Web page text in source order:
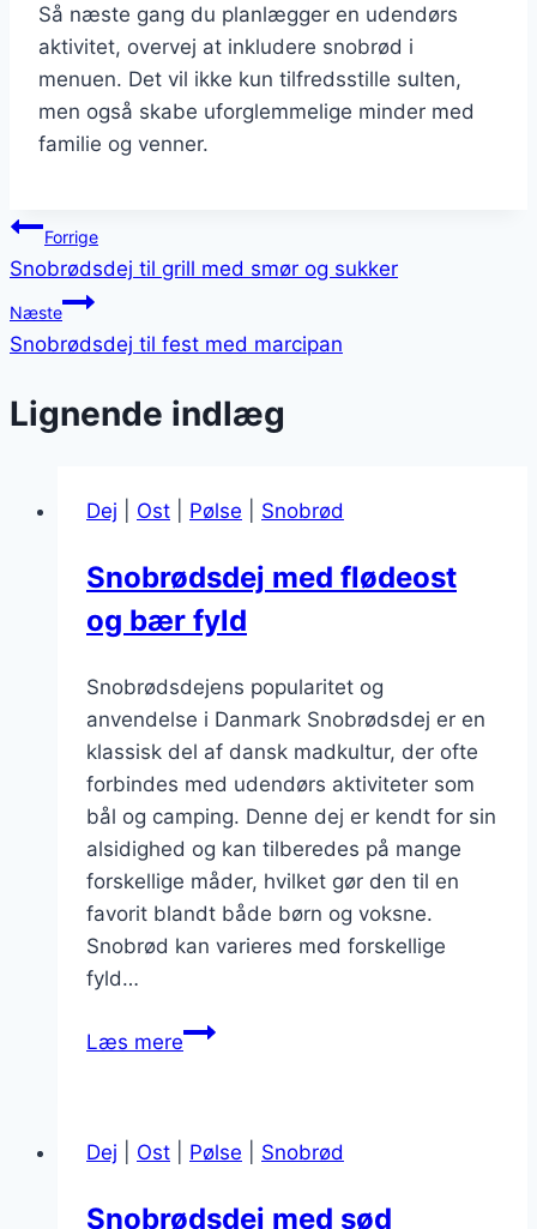
Så næste gang du planlægger en udendørs
aktivitet, overvej at inkludere snobrød i
menuen. Det vil ikke kun tilfredsstille sulten,
men også skabe uforglemmelige minder med
familie og venner.
Indlægsnavigation
Forrige
Snobrødsdej til grill med smør og sukker
Næste
Snobrødsdej til fest med marcipan
Lignende indlæg
Dej Ost Pølse Snobrød
Snobrødsdej med flødeost
og bær fyld
Snobrødsdejens popularitet og
anvendelse i Danmark Snobrødsdej er en
klassisk del af dansk madkultur, der ofte
forbindes med udendørs aktiviteter som
bål og camping. Denne dej er kendt for sin
alsidighed og kan tilberedes på mange
forskellige måder, hvilket gør den til en
favorit blandt både børn og voksne.
Snobrød kan varieres med forskellige
fyld…
Læs mereSnobrødsdej
bær
Dej Ost Pølse Snobrød
Snobrødsdej med sød